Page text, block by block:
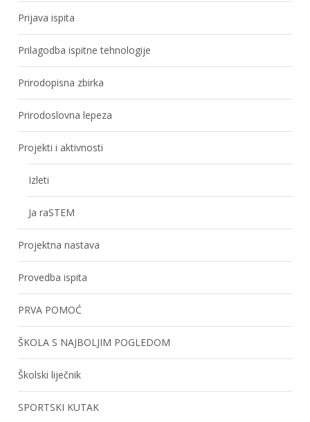
Prijava ispita
Prilagodba ispitne tehnologije
Prirodopisna zbirka
Prirodoslovna lepeza
Projekti i aktivnosti
Izleti
Ja raSTEM
Projektna nastava
Provedba ispita
PRVA POMOĆ
ŠKOLA S NAJBOLJIM POGLEDOM
Školski liječnik
SPORTSKI KUTAK